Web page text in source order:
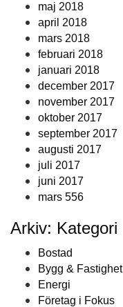
maj 2018
april 2018
mars 2018
februari 2018
januari 2018
december 2017
november 2017
oktober 2017
september 2017
augusti 2017
juli 2017
juni 2017
mars 556
Arkiv: Kategori
Bostad
Bygg & Fastighet
Energi
Företag i Fokus